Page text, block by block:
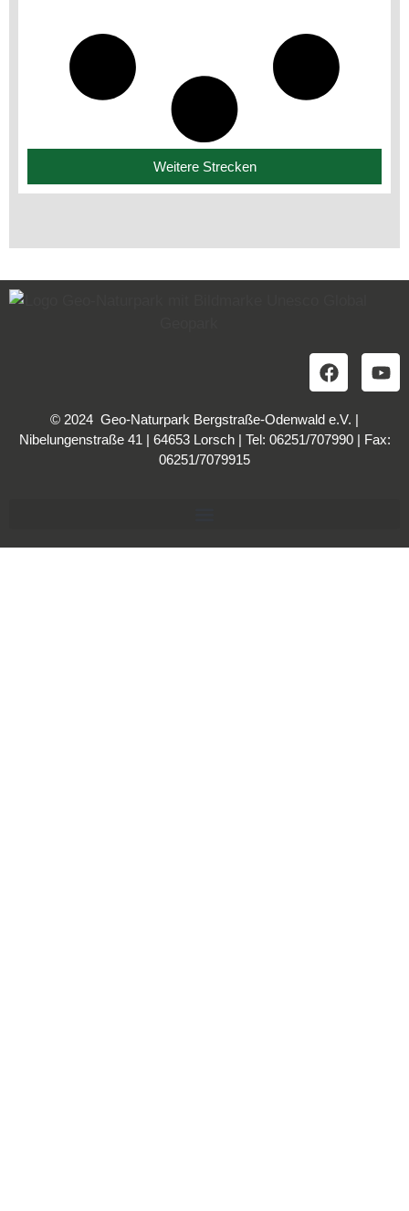
Weitere Strecken
© 2024 Geo-Naturpark Bergstraße-Odenwald e.V. |
Nibelungenstraße 41 | 64653 Lorsch | Tel: 06251/707990 | Fax:
06251/7079915